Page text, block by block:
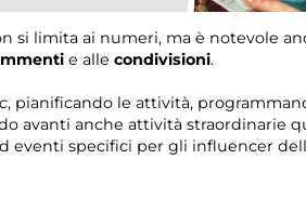
si limita ai numeri, ma è notevole
e alle condivisioni.
, pianificando le attività,
avanti anche attività straordinarie
eventi specifici per gli influencer